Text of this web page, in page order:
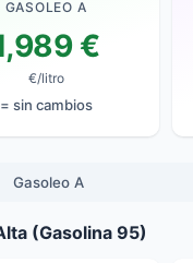
GASOLEO A
€
€/litro
= sin cambios
Gasoleo A
(Gasolina 95)